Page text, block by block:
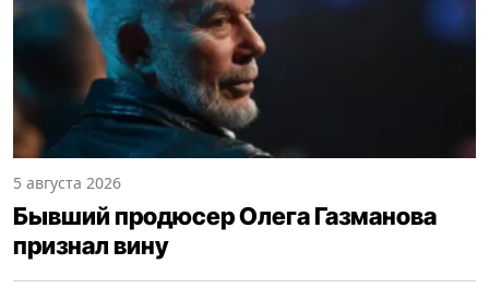
5 августа 2026
Бывший продюсер Олега Газманова
признал вину